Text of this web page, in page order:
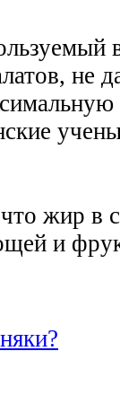
не
жир в
и